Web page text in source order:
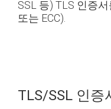
SSL 등) TLS 인증
또는 ECC).
TLS/SSL 인증